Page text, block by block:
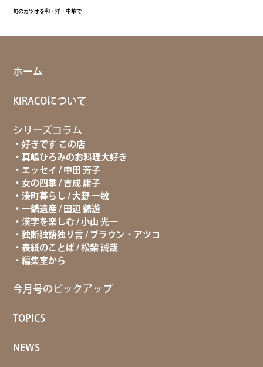
旬のカツオを和・洋・中華で
ホーム
KIRACOについて
シリーズコラム
好きです この店
真嶋ひろみのお料理大好き
エッセイ / 中田 芳子
女の四季 / 吉成 庸子
湊町暮らし / 大野 一敏
一鶴遺産 / 田辺 鶴遊
漢字を楽しむ / 小山 光一
独断独語独り言 / ブラウン・アツコ
表紙のことば / 松柴 誠哉
編集室から
今月号のピックアップ
TOPICS
NEWS